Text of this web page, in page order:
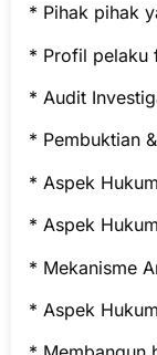
* Pihak pihak
* Profil pelaku
* Audit
* Pembuktian
* Aspek
* Aspek
* Mekanisme
* Aspek